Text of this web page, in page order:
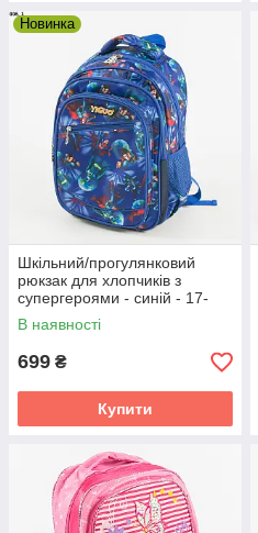
Новинка
Шкільний/прогулянковий
рюкзак для хлопчиків з
супергероями - синій - 17-
006
В наявності
699 ₴
Купити